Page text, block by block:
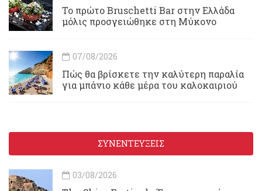
Το πρώτο Bruschetti Bar στην Ελλάδα
μόλις προσγειώθηκε στη Μύκονο
07/08/2026
Πώς θα βρίσκετε την καλύτερη παραλία
για μπάνιο κάθε μέρα του καλοκαιριού
ΣΥΝΕΝΤΕΥΞΕΙΣ
03/08/2026